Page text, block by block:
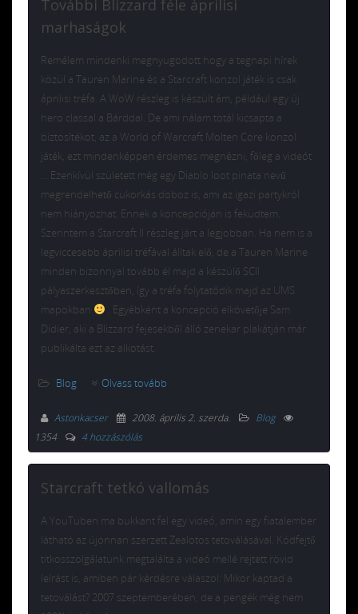
További Blizzard féle áprilisi
marhaságok
Remélem mindenki megnyugodott hogy a tegnapi hírek
közül a Tauren Marine és a Starcraft konzol játék is csak
áprilisi tréfa. A WoW részleg is készült ám, például egy új
hero classal a Bárddal. De ami nálam totál kicsapta a
biztosítékot, az a World of Warcraft Molten Core konzol
játék, ezt mindenképpen érdemes megnézni, főleg a videót
… Ezenkívül született még egy Diablo loot pinata nevű
megrendelhető cukorkás doboz is, ami az igazi partykról
nem hiányozhat. Ennek a koncepcióján is feküdtem.
Szerintem a Starcraft II részleg járt a legjobban. Ha nem is a
legviccesebb áprilisi tréfával álltak elő, de a Tauren Marine
minden bizonnyal tovább él majd a készülő SCII
pályaszerkesztőben, így a tréfa folytatódik majd az UMS
mapokban
. Egyébként a koncepció elkövetője Sam
Didier, aki a Blizzard fejesekből álló zenekar plakátján már
publikálta ezt az alkotást.
Blog Olvass tovább
Astonkacser 2008. április 2. szerda.
Blog
1354
4 hozzászólás
Starcraft tetkó vallomás
A YouTuben ma bukkant fel egy videó, amin egy fiatalember
látható az újonnan szerzett Zealotos tetoválásával. Kódfejtő
titkosszolgálatunk megtalálta a videó mellé rejtett rövid
leírást is, amiben pár kérdésre válaszol: Mikor kaptad a
tetoválást? 2007 szeptemberében, de a pengék még nem